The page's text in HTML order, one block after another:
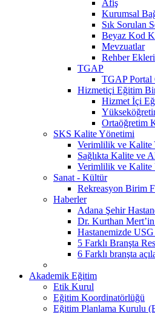
Afiş
Kurumsal
Sık Sorulan
Beyaz Kod
Mevzuatlar
Rehber Ekleri
TGAP
TGAP Portal
Hizmetiçi Eğitim
Hizmet İçi
Ortaöğretim
SKS Kalite Yönetimi
Verimlilik ve Kalite
Sağlıkta Kalite ve
Verimlilik ve Kalite
Sanat - Kültür
Rekreasyon Birim
Haberler
Adana Şehir
Dr. Kurthan Mert’in
Hastanemizde
5 Farklı Branşta
6 Farklı branşta
Akademik Eğitim
Etik Kurul
Eğitim Koordinatörlüğü
Eğitim Planlama Kurulu